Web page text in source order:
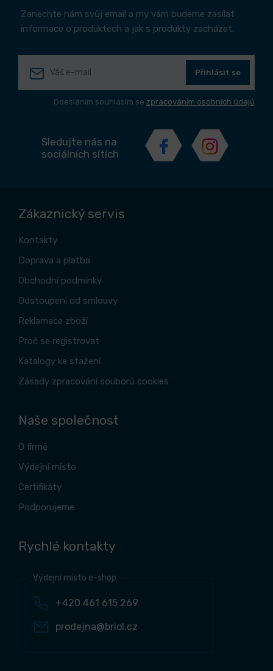
Zanechte nám svůj email a my vám budeme zasílat
informace o produktech a jak s produkty zacházet.
Přihlásit se
Odesláním souhlasím se zpracováním osobních údajů
Sledujte nás na
sociálních sítích
Zákaznický servis
Kontakty
Doprava a platba
Obchodní podmínky
Odstoupení od smlouvy
Reklamace zboží
Proč se registrovat
Katalogy ke stažení
Zásady zpracování souborů cookies
Naše společnost
O firmě
Výdejní místo
Certifikáty
Podporujeme
Rychlé kontakty
Výdejní místo e-shop
+420 461 615 269
prodejna@briol.cz